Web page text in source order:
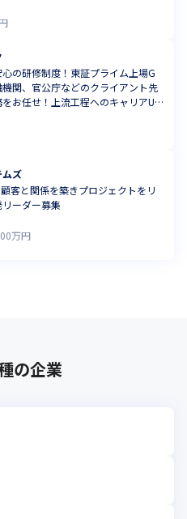
心の研修制度！東証プライム上場G
関、官公庁などのクライアント先
お任せ！上流工程へのキャリアUP
ズ
客と関係を築きプロジェクトをリ
ーダー募集
万円
の企業